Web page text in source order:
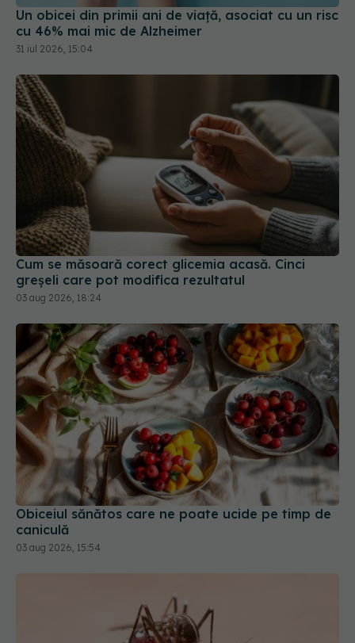
31 iul 2026, 15:04
Cum se măsoară corect glicemia acasă. Cinci
greșeli care pot modifica rezultatul
03 aug 2026, 18:24
Obiceiul sănătos care ne poate ucide pe timp de
caniculă
03 aug 2026, 15:54